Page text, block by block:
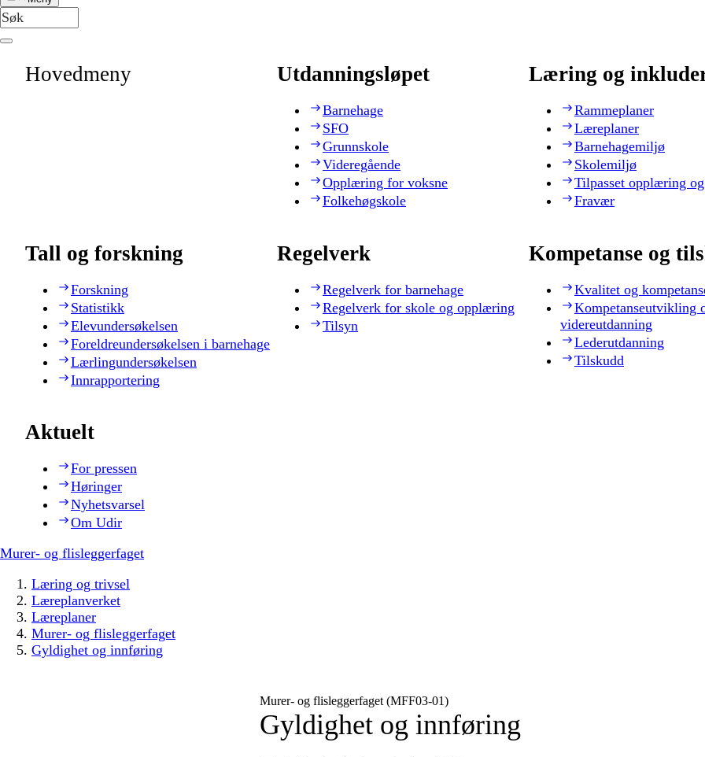
Hovedmeny Utdanningsløpet
Barnehage
SFO
Grunnskole
Videregående
Opplæring for voksne
Folkehøgskole
Læring og
Rammeplaner
Læreplaner
Barnehagemiljø
Skolemiljø
Tilpasset opplæring
Fravær
Tall og forskning
Forskning
Statistikk
Elevundersøkelsen
Foreldreundersøkelsen i barnehage
Lærlingundersøkelsen
Innrapportering
Regelverk
Regelverk for barnehage
Regelverk for skole og opplæring
Tilsyn
Kompetanse og
Kvalitet og
Kompetanseutvikling
videreutdanning
Lederutdanning
Tilskudd
Aktuelt
For pressen
Høringer
Nyhetsvarsel
Om Udir
Murer- og flisleggerfaget
Læring og trivsel
Læreplanverket
Læreplaner
Murer- og flisleggerfaget
Gyldighet og innføring
Murer- og flisleggerfaget (MFF03‑01)
Gyldighet og innføring